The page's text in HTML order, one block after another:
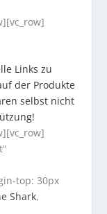
Links zu
der Produkte
selbst nicht
top: 30px
Shark,